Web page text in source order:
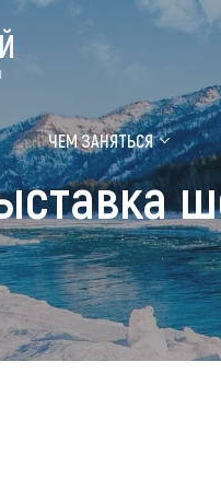
Где
ЧЕМ ЗАНЯТЬСЯ